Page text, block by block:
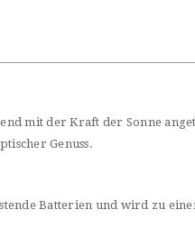
mit der Kraft der Sonne
Genuss.
Batterien und wird zu